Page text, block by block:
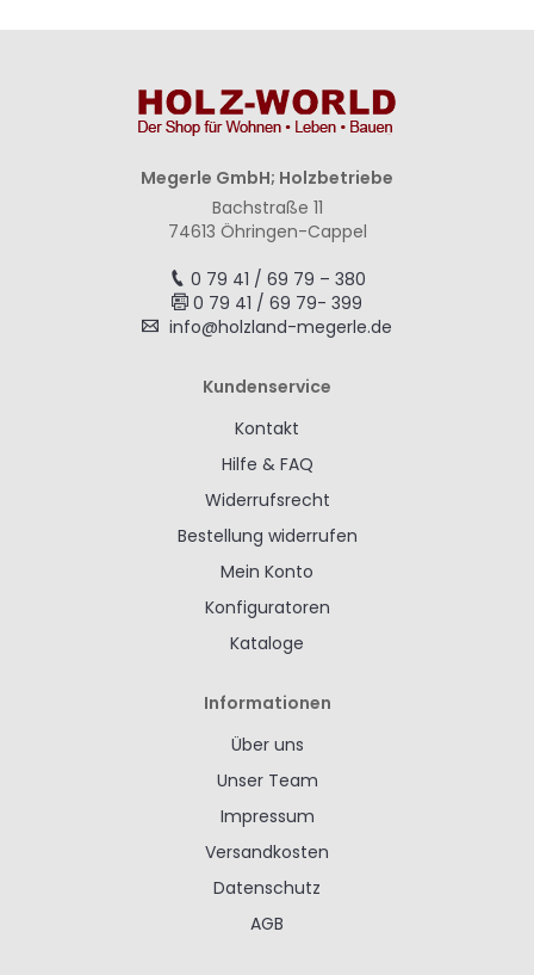
Megerle GmbH; Holzbetriebe
Bachstraße 11
74613 Öhringen-Cappel
0 79 41 / 69 79 – 380
0 79 41 / 69 79- 399
info@holzland-megerle.de
Kundenservice
Kontakt
Hilfe & FAQ
Widerrufsrecht
Bestellung widerrufen
Mein Konto
Konfiguratoren
Kataloge
Informationen
Über uns
Unser Team
Impressum
Versandkosten
Datenschutz
AGB